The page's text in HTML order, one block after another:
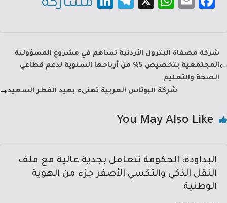
b
o
ok
sA
p
a
m
dI
n
مشاركة
شركة مصفاة البترول الأردنية تساهم في مشروع المسؤولية
المجتمعية بتخصيص 5% من أرباحها السنوية لدعم قطاعي
الصحة والتعليم
شركة البوتاس العربية تهنىء بعيد الفطر السعيد
You May Also Like
البداودة: الحكومة تتعامل بجدية عالية مع ملف
النقل الذكي والتكسي الأصفر جزء من الهوية
الوطنية